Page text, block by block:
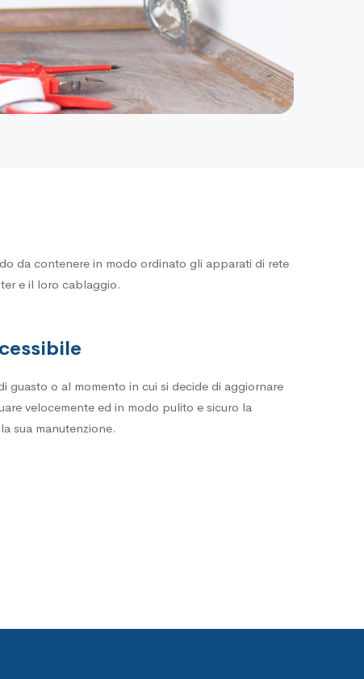
da contenere in modo ordinato gli apparati di rete
e il loro cablaggio.
guasto o al momento in cui si decide di aggiornare
velocemente ed in modo pulito e sicuro la
sua manutenzione.